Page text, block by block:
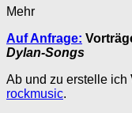
Mehr
Auf Anfrage:
Dylan-Songs
Ab und zu erstelle ich
rockmusic.